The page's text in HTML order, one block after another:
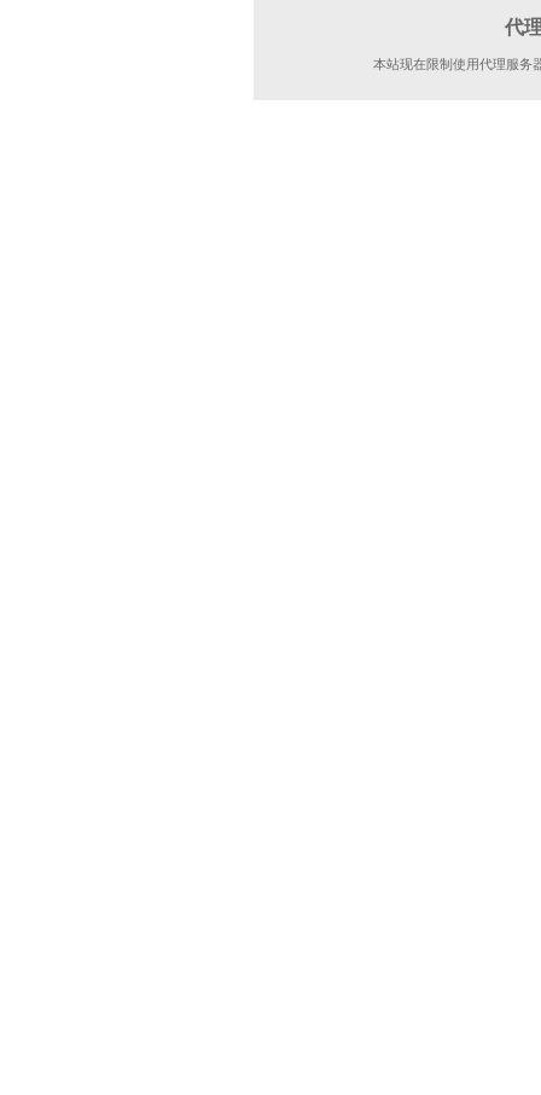
代
本站现在限制使用代理服务